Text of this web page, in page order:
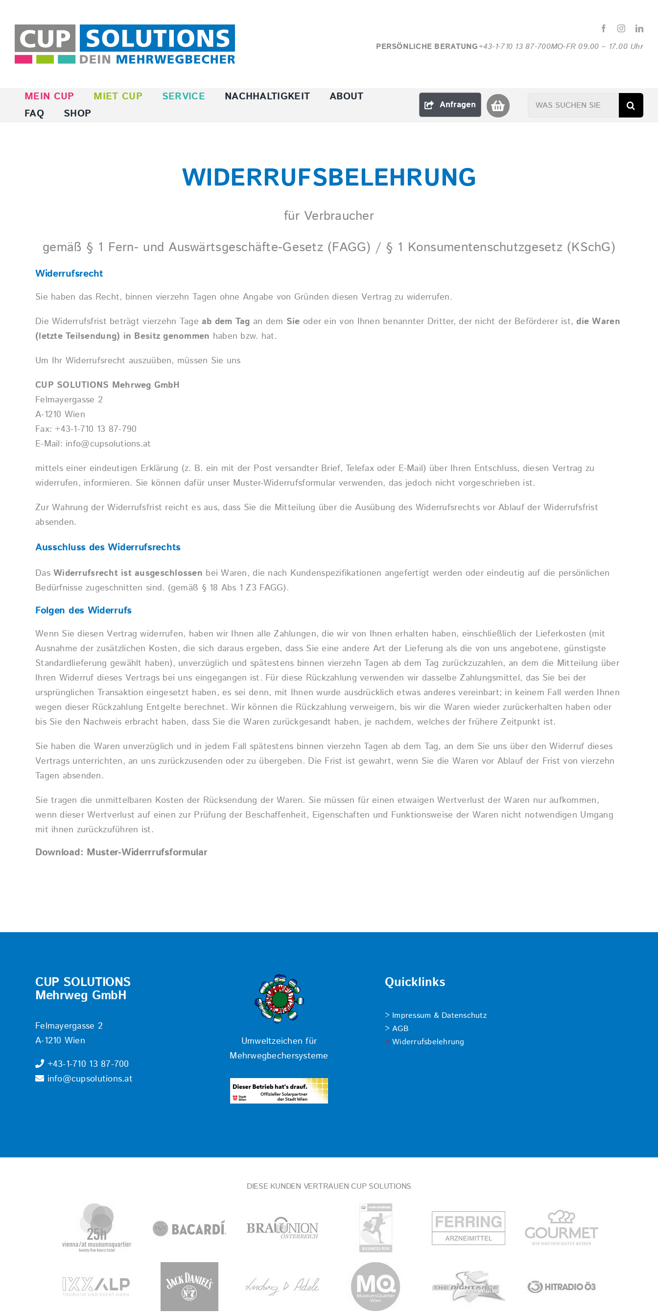
Inhalt
springen
PERSÖNLICHE BERATUNG+43-1-710 13 87-700MO-FR 09.00 – 17.00 Uhr
MEIN CUP MIET CUP SERVICE NACHHALTIGKEIT
ABOUT
FAQ
SHOP
Anfragen
Suche
WIDERRUFSBELEHRUNG
für Verbraucher
gemäß § 1 Fern- und Auswärtsgeschäfte-Gesetz (FAGG) / § 1 Konsumentenschutzgesetz (KSchG)
Widerrufsrecht
Sie haben das Recht, binnen vierzehn Tagen ohne Angabe von Gründen diesen Vertrag zu widerrufen.
Die Widerrufsfrist beträgt vierzehn Tageab dem Tagan dem Sieoder ein von Ihnen benannter Dritter, der nicht der Beförderer ist,die Waren
(letzte Teilsendung) in Besitz genommen haben bzw. hat.
Um Ihr Widerrufsrecht auszuüben, müssen Sie uns
CUP SOLUTIONS Mehrweg GmbH
Felmayergasse 2
A-1210 Wien
Fax: +43-1-710 13 87-790
E-Mail: info@cupsolutions.at
mittels einer eindeutigen Erklärung (z. B. ein mit der Post versandter Brief, Telefax oder E-Mail) über Ihren Entschluss, diesen Vertrag zu
widerrufen, informieren. Sie können dafür unser Muster-Widerrufsformular verwenden, das jedoch nicht vorgeschrieben ist.
Zur Wahrung der Widerrufsfrist reicht es aus, dass Sie die Mitteilung über die Ausübung des Widerrufsrechts vor Ablauf der Widerrufsfrist
absenden.
Ausschluss des Widerrufsrechts
DasWiderrufsrecht ist ausgeschlossen bei Waren, die nach Kundenspezifikationen angefertigt werden oder eindeutig auf die persönlichen
Bedürfnisse zugeschnitten sind. (gemäß § 18 Abs 1 Z3 FAGG).
Folgen des Widerrufs
Wenn Sie diesen Vertrag widerrufen, haben wir Ihnen alle Zahlungen, die wir von Ihnen erhalten haben, einschließlich der Lieferkosten (mit
Ausnahme der zusätzlichen Kosten, die sich daraus ergeben, dass Sie eine andere Art der Lieferung als die von uns angebotene, günstigste
Standardlieferung gewählt haben), unverzüglich und spätestens binnen vierzehn Tagen ab dem Tag zurückzuzahlen, an dem die Mitteilung über
Ihren Widerruf dieses Vertrags bei uns eingegangen ist. Für diese Rückzahlung verwenden wir dasselbe Zahlungsmittel, das Sie bei der
ursprünglichen Transaktion eingesetzt haben, es sei denn, mit Ihnen wurde ausdrücklich etwas anderes vereinbart; in keinem Fall werden Ihnen
wegen dieser Rückzahlung Entgelte berechnet. Wir können die Rückzahlung verweigern, bis wir die Waren wieder zurückerhalten haben oder
bis Sie den Nachweis erbracht haben, dass Sie die Waren zurückgesandt haben, je nachdem, welches der frühere Zeitpunkt ist.
Sie haben die Waren unverzüglich und in jedem Fall spätestens binnen vierzehn Tagen ab dem Tag, an dem Sie uns über den Widerruf dieses
Vertrags unterrichten, an uns zurückzusenden oder zu übergeben. Die Frist ist gewahrt, wenn Sie die Waren vor Ablauf der Frist von vierzehn
Tagen absenden.
Sie tragen die unmittelbaren Kosten der Rücksendung der Waren. Sie müssen für einen etwaigen Wertverlust der Waren nur aufkommen,
wenn dieser Wertverlust auf einen zur Prüfung der Beschaffenheit, Eigenschaften und Funktionsweise der Waren nicht notwendigen Umgang
mit ihnen zurückzuführen ist.
Download: Muster-Widerrrufsformular
CUP SOLUTIONS
Mehrweg GmbH
Felmayergasse 2
A-1210 Wien
+43-1-710 13 87-700
info@cupsolutions.at
Umweltzeichen für
Mehrwegbechersysteme
Quicklinks
Impressum & Datenschutz
AGB
Widerrufsbelehrung
DIESE KUNDEN VERTRAUEN CUP SOLUTIONS